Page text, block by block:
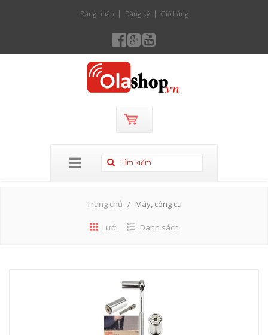
Đăng nhập Đăng ký Giỏ hàng
Trang chủ Máy, công cụ
Lưới Danh sách